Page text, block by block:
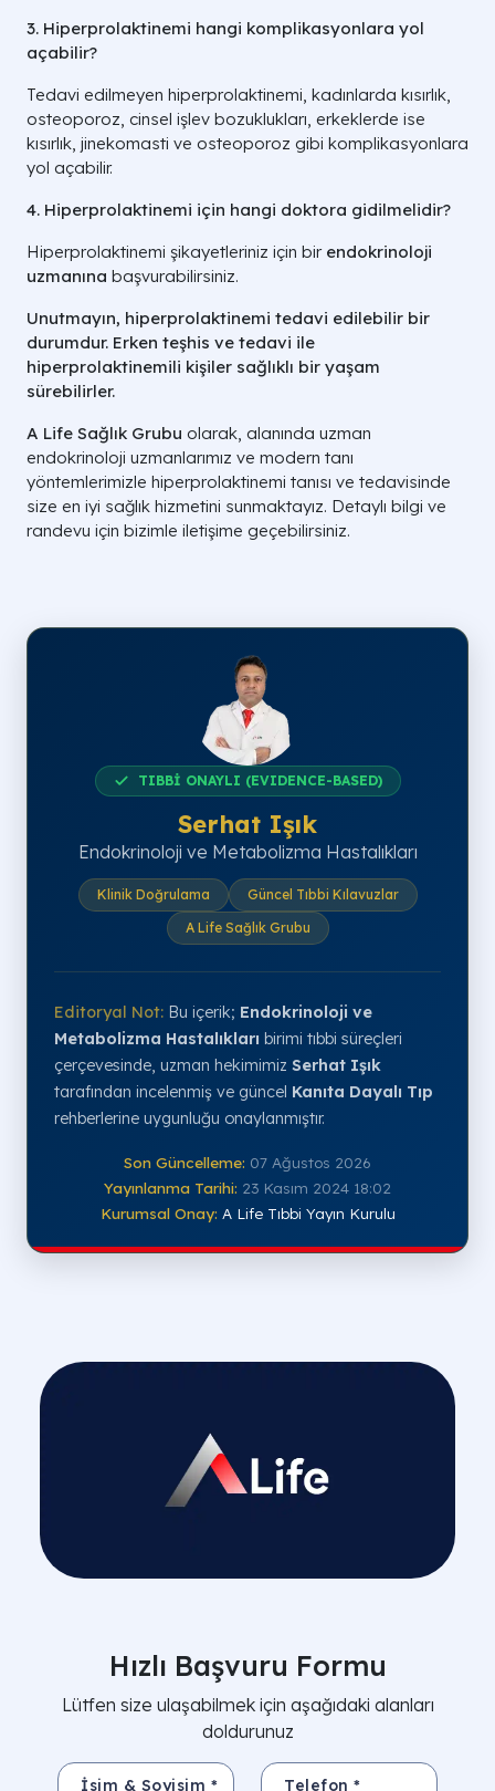
3. Hiperprolaktinemi hangi komplikasyonlara yol
açabilir?
Tedavi edilmeyen hiperprolaktinemi, kadınlarda kısırlık,
osteoporoz, cinsel işlev bozuklukları, erkeklerde ise
kısırlık, jinekomasti ve osteoporoz gibi komplikasyonlara
yol açabilir.
4. Hiperprolaktinemi için hangi doktora gidilmelidir?
Hiperprolaktinemi şikayetleriniz için bir endokrinoloji
uzmanına başvurabilirsiniz.
Unutmayın, hiperprolaktinemi tedavi edilebilir bir
durumdur. Erken teşhis ve tedavi ile
hiperprolaktinemili kişiler sağlıklı bir yaşam
sürebilirler.
A Life Sağlık Grubu olarak, alanında uzman
endokrinoloji uzmanlarımız ve modern tanı
yöntemlerimizle hiperprolaktinemi tanısı ve tedavisinde
size en iyi sağlık hizmetini sunmaktayız. Detaylı bilgi ve
randevu için bizimle iletişime geçebilirsiniz.
TIBBİ ONAYLI (EVIDENCE-BASED)
Serhat Işık
Endokrinoloji ve Metabolizma Hastalıkları
Klinik Doğrulama
Güncel Tıbbi Kılavuzlar
A Life Sağlık Grubu
Editoryal Not: Bu içerik; Endokrinoloji ve
Metabolizma Hastalıkları birimi tıbbi süreçleri
çerçevesinde, uzman hekimimiz Serhat Işık
tarafından incelenmiş ve güncel Kanıta Dayalı Tıp
rehberlerine uygunluğu onaylanmıştır.
Son Güncelleme: 07 Ağustos 2026
Yayınlanma Tarihi: 23 Kasım 2024 18:02
Kurumsal Onay: A Life Tıbbi Yayın Kurulu
Hızlı Başvuru Formu
Lütfen size ulaşabilmek için aşağıdaki alanları
doldurunuz
İsim & Soyisim * Telefon *